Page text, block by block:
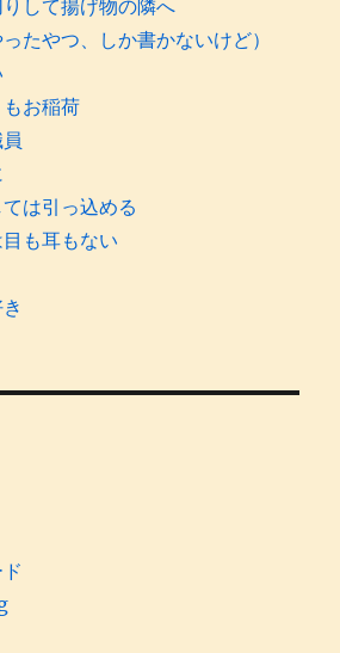
して揚げ物の隣へ
たやつ、しか書かないけど）
お稲荷
は引っ込める
も耳もない